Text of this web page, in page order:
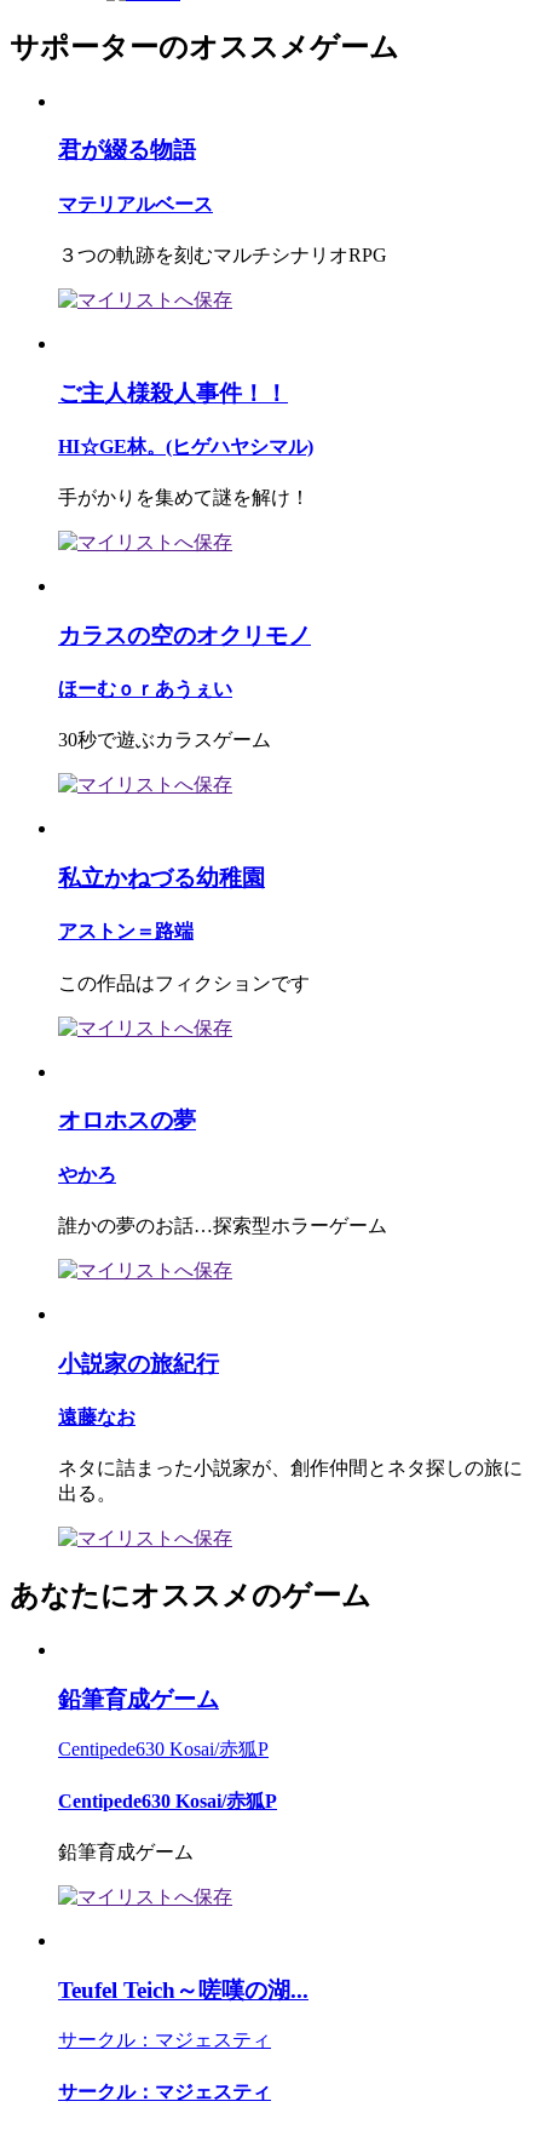
サポーターのオススメゲーム
君が綴る物語
マテリアルベース
３つの軌跡を刻むマルチシナリオRPG
ご主人様殺人事件！！
HI☆GE林。(ヒゲハヤシマル)
手がかりを集めて謎を解け！
カラスの空のオクリモノ
ほーむｏｒあうぇい
30秒で遊ぶカラスゲーム
私立かねづる幼稚園
アストン＝路端
この作品はフィクションです
オロホスの夢
やかろ
誰かの夢のお話…探索型ホラーゲーム
小説家の旅紀行
遠藤なお
ネタに詰まった小説家が、創作仲間とネタ探しの旅に
出る。
あなたにオススメのゲーム
鉛筆育成ゲーム
Centipede630 Kosai/赤狐P
Centipede630 Kosai/赤狐P
鉛筆育成ゲーム
Teufel Teich～嗟嘆の湖...
サークル：マジェスティ
サークル：マジェスティ